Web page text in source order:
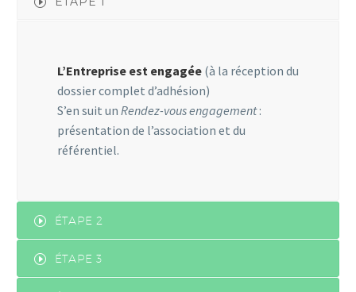
L’Entreprise est engagée (à la réception du
dossier complet d’adhésion)
S’en suit un Rendez-vous engagement:
présentation de l’association et du
référentiel.
ÉTAPE 2
ÉTAPE 3